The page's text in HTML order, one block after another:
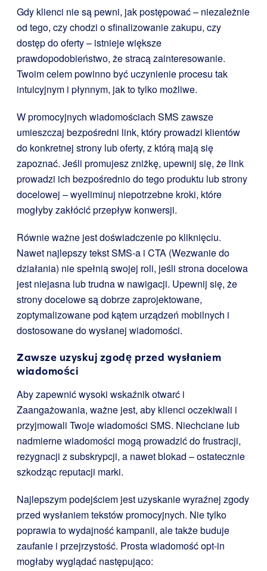
Gdy klienci nie są pewni, jak postępować – niezależnie
od tego, czy chodzi o sfinalizowanie zakupu, czy
dostęp do oferty – istnieje większe
prawdopodobieństwo, że stracą zainteresowanie.
Twoim celem powinno być uczynienie procesu tak
intuicyjnym i płynnym, jak to tylko możliwe.
W promocyjnych wiadomościach SMS zawsze
umieszczaj bezpośredni link, który prowadzi klientów
do konkretnej strony lub oferty, z którą mają się
zapoznać. Jeśli promujesz zniżkę, upewnij się, że link
prowadzi ich bezpośrednio do tego produktu lub strony
docelowej – wyeliminuj niepotrzebne kroki, które
mogłyby zakłócić przepływ konwersji.
Równie ważne jest doświadczenie po kliknięciu.
Nawet najlepszy tekst SMS-a i CTA (Wezwanie do
działania) nie spełnią swojej roli, jeśli strona docelowa
jest niejasna lub trudna w nawigacji. Upewnij się, że
strony docelowe są dobrze zaprojektowane,
zoptymalizowane pod kątem urządzeń mobilnych i
dostosowane do wysłanej wiadomości.
Zawsze uzyskuj zgodę przed wysłaniem
wiadomości
Aby zapewnić wysoki wskaźnik otwarć i
Zaangażowania, ważne jest, aby klienci oczekiwali i
przyjmowali Twoje wiadomości SMS. Niechciane lub
nadmierne wiadomości mogą prowadzić do frustracji,
rezygnacji z subskrypcji, a nawet blokad – ostatecznie
szkodząc reputacji marki.
Najlepszym podejściem jest uzyskanie wyraźnej zgody
przed wysłaniem tekstów promocyjnych. Nie tylko
poprawia to wydajność kampanii, ale także buduje
zaufanie i przejrzystość. Prosta wiadomość opt-in
mogłaby wyglądać następująco: